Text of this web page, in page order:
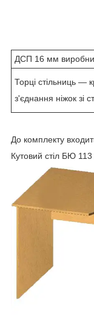
ДСП 16 мм
Торці стільниць
з'єднання ніжок зі
До комплекту
Кутовий стіл БЮ